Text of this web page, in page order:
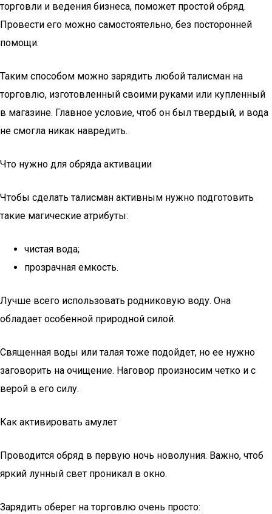
торговли и ведения бизнеса, поможет простой обряд.
Провести его можно самостоятельно, без посторонней
помощи.
Таким способом можно зарядить любой талисман на
торговлю, изготовленный своими руками или купленный
в магазине. Главное условие, чтоб он был твердый, и вода
не смогла никак навредить.
Что нужно для обряда активации
Чтобы сделать талисман активным нужно подготовить
такие магические атрибуты:
чистая вода;
прозрачная емкость.
Лучше всего использовать родниковую воду. Она
обладает особенной природной силой.
Священная воды или талая тоже подойдет, но ее нужно
заговорить на очищение. Наговор произносим четко и с
верой в его силу.
Как активировать амулет
Проводится обряд в первую ночь новолуния. Важно, чтоб
яркий лунный свет проникал в окно.
Зарядить оберег на торговлю очень просто: